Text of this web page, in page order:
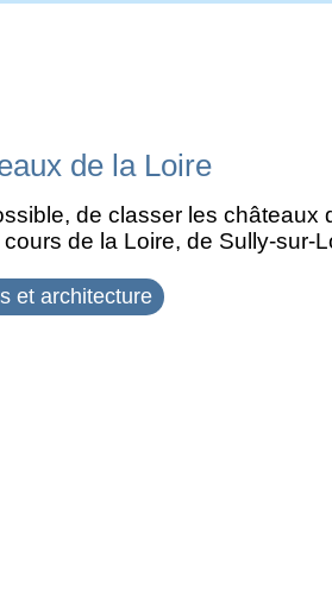
de la Loire
de classer les
de la Loire, de Sully-sur-
et architecture